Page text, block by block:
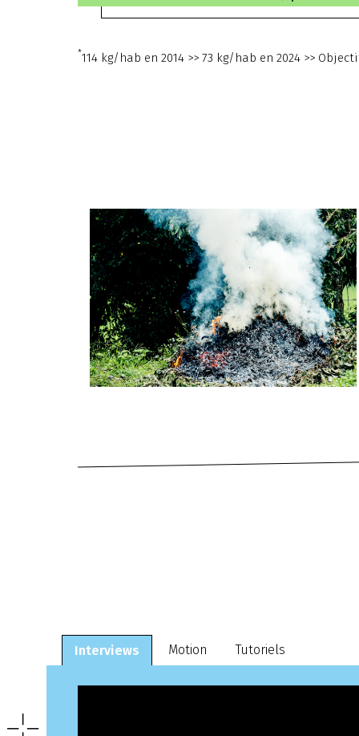
*114 kg/hab en 2014 >> 73 kg/hab en 2024 >>
Interviews Motion Tutoriels